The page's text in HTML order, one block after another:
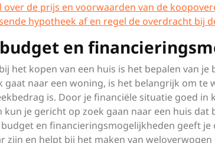
over de prijs en voorwaarden van de
hypotheek af en regel de overdracht bij
en
het kopen van een huis is het bepalen van
gaat naar een woning, is het belangrijk om te
is. Door je financiële situatie goed
je gericht op zoek gaan naar een huis
en financieringsmogelijkheden geeft
zijn en helpt bij het maken van